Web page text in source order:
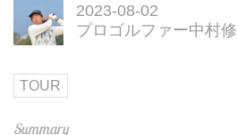
2023-08-02
プロゴルファー中村修
TOUR